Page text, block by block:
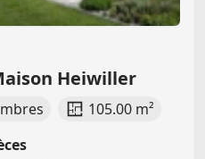
Heiwiller
105.00 m²